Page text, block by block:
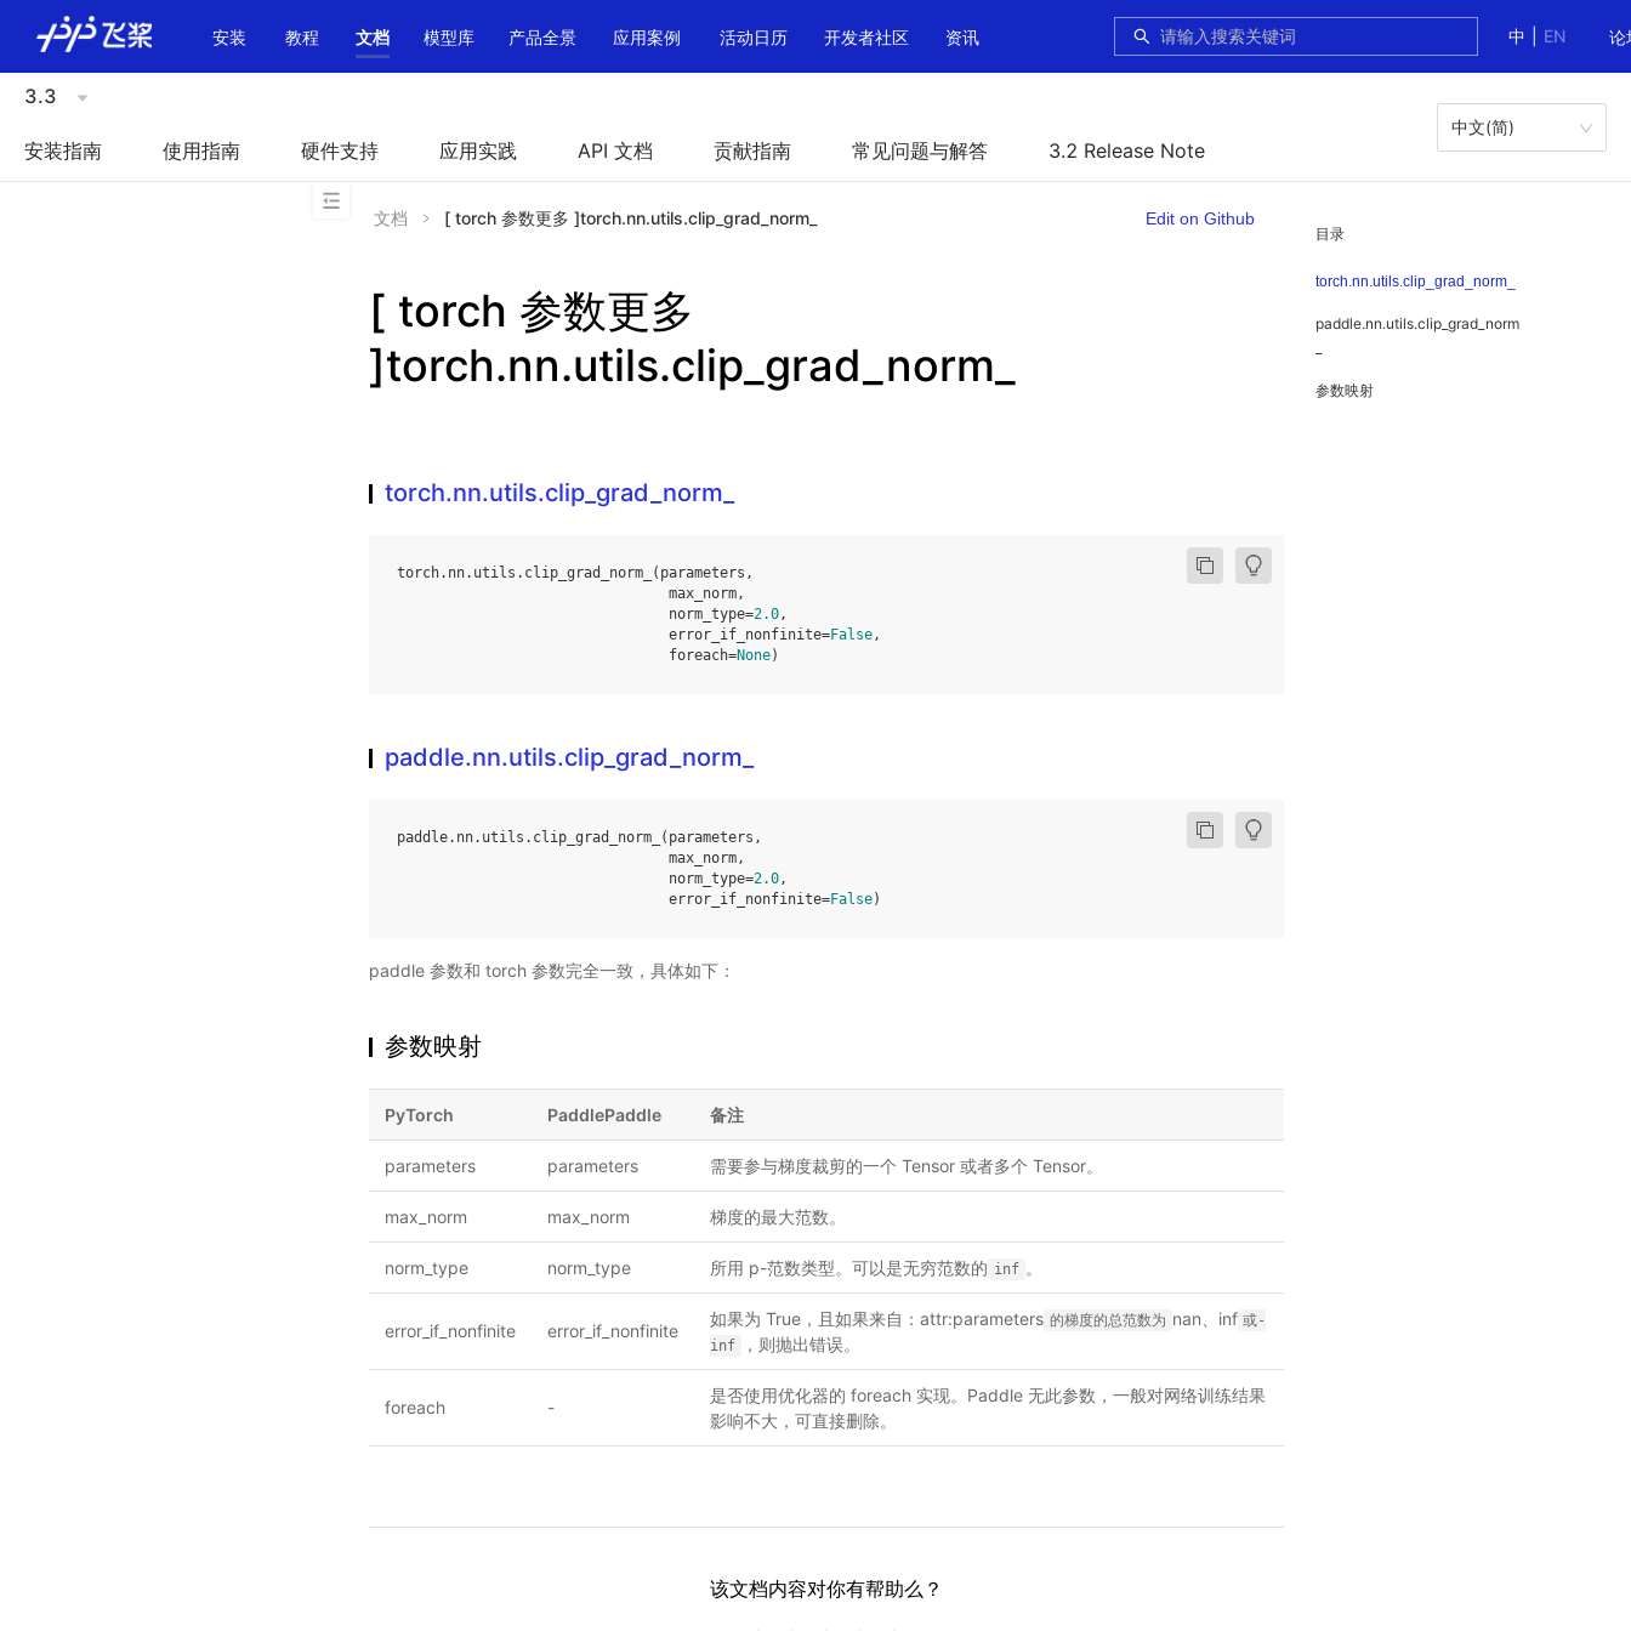
中
EN 论
安装 教程 文档 模型库 产品全景 应用案例 活动日历 开发者社区 资讯
3.3
安装指南 使用指南 硬件支持 应用实践 API 文档 贡献指南 常见问题与解答 3.2 Release Note
中文(简)
目录
torch.nn.utils.clip_grad_norm_
paddle.nn.utils.clip_grad_norm
参数映射
文档 [ torch 参数更多 ]torch.nn.utils.clip_grad_norm_ Edit on Github
[ torch 参数更多
]torch.nn.utils.clip_grad_norm_
torch.nn.utils.clip_grad_norm_
torch. nn. utils . clip_grad_norm_ ( parameters ,
max_norm,
norm_type=2.0,
error_if_nonfinite=False,
foreach=None)
paddle.nn.utils.clip_grad_norm_
paddle. nn. utils . clip_grad_norm_ ( parameters ,
max_norm,
norm_type=2.0,
error_if_nonfinite=False)
paddle 参数和 torch 参数完全一致，具体如下：
参数映射
PyTorch PaddlePaddle 备注
parameters parameters 需要参与梯度裁剪的一个 Tensor 或者多个 Tensor。
max_norm max_norm 梯度的最大范数。
norm_type norm_type 所用 p-范数类型。可以是无穷范数的 inf 。
error_if_nonfinite error_if_nonfinite
如果为 True，且如果来自：attr:parameters 的梯度的总范数为 nan、inf 或-
inf
，则抛出错误。
foreach -
是否使用优化器的 foreach 实现。Paddle 无此参数，一般对网络训练结果
影响不大，可直接删除。
该文档内容对你有帮助么？